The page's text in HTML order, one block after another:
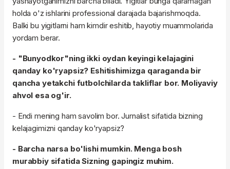
holda o'z ishlarini professional darajada bajarishmoqda.
Balki bu yigitlarni ham kimdir eshitib, hayotiy muammolarida
yordam berar.
- "Bunyodkor"ning ikki oydan keyingi kelajagini
qanday ko'ryapsiz? Eshitishimizga qaraganda bir
qancha yetakchi futbolchilarda takliflar bor. Moliyaviy
ahvol esa og'ir.
- Endi mening ham savolim bor. Jurnalist sifatida bizning
kelajagimizni qanday ko'ryapsiz?
- Barcha narsa bo'lishi mumkin. Menga bosh
murabbiy sifatida Sizning gapingiz muhim.